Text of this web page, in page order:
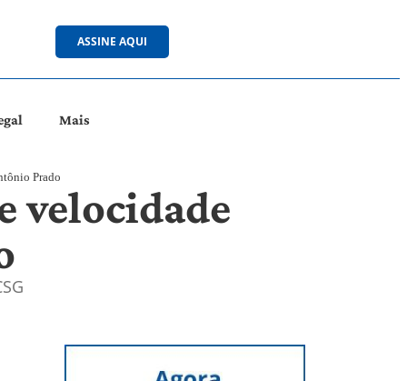
ASSINE AQUI
Mais
Prado
velocidade